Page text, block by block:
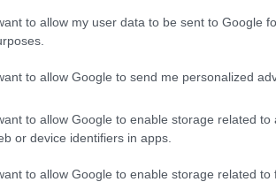
to allow my user data to be sent to Google
to allow Google to send me personalized
to allow Google to enable storage related to
or device identifiers in apps.
to allow Google to enable storage related to
1.000 ευρώ…
Δείτε Περισσότερα
24.07.2019